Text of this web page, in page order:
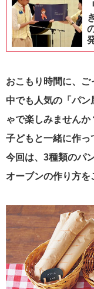
おこもり時間に、
中でも人気の「パ
ゃで楽しみません
子どもと一緒に作っ
今回は、3種類のパ
オーブンの作り方を